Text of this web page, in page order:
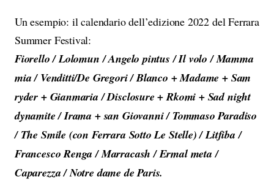
Un esempio: il calendario dell’edizione 2022 del Ferrara
Summer Festival:
Fiorello / Lolomun / Angelo pintus / Il volo / Mamma
mia / Venditti/De Gregori / Blanco + Madame + Sam
ryder + Gianmaria / Disclosure + Rkomi + Sad night
dynamite / Irama + san Giovanni / Tommaso Paradiso
/ The Smile (con Ferrara Sotto Le Stelle) / Litfiba /
Francesco Renga / Marracash / Ermal meta /
Caparezza / Notre dame de Paris.